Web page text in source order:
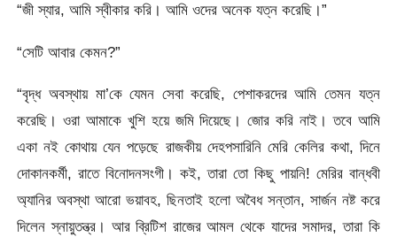
“জী স্যার, আমি স্বীকার করি। আমি ওদের অনেক যত্ন করেছি।”
“সেটি আবার কেমন?”
“বৃদ্ধ অবস্থায় মা’কে যেমন সেবা করেছি, পেশাকরদের আমি তেমন যত্ন
করেছি। ওরা আমাকে খুশি হয়ে জমি দিয়েছে। জোর করি নাই। তবে আমি
একা নই কোথায় যেন পড়েছে রাজকীয় দেহপসারিনি মেরি কেলির কথা, দিনে
দোকানকর্মী, রাতে বিনোদনসংগী। কই, তারা তো কিছু পায়নি! মেরির বান্ধবী
অ্যানির অবস্থা আরো ভয়াবহ, ছিনতাই হলো অবৈধ সন্তান, সার্জন নষ্ট করে
দিলেন স্নায়ুতন্ত্র। আর ব্রিটিশ রাজের আমল থেকে যাদের সমাদর, তারা কি